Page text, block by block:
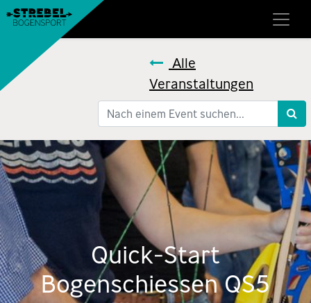
Alle
Veranstaltungen
Quick-Start
Bogenschiessen QS5